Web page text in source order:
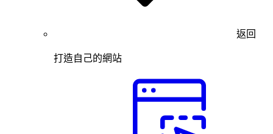
返回
打造自己的網站